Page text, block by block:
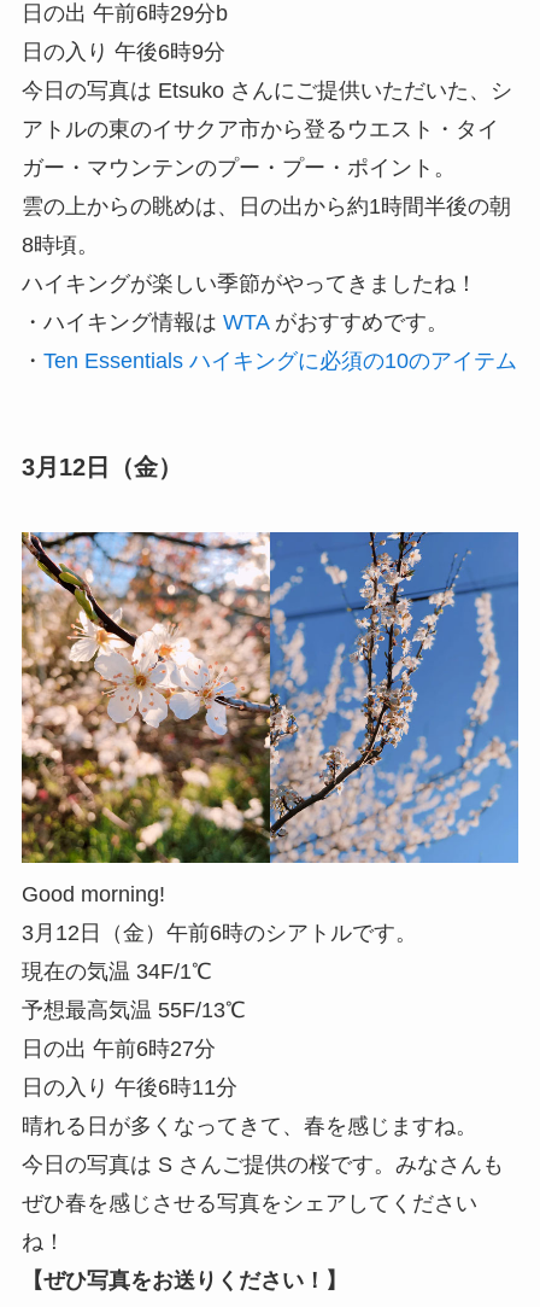
日の出 午前6時29分b
日の入り 午後6時9分
今日の写真は Etsuko さんにご提供いただいた、シ
アトルの東のイサクア市から登るウエスト・タイ
ガー・マウンテンのプー・プー・ポイント。
雲の上からの眺めは、日の出から約1時間半後の朝
8時頃。
ハイキングが楽しい季節がやってきましたね！
・ハイキング情報は WTAがおすすめです。
・ Ten Essentials ハイキングに必須の10のアイテム
3月12日（金）
Good morning!
3月12日（金）午前6時のシアトルです。
現在の気温 34F/1℃
予想最高気温 55F/13℃
日の出 午前6時27分
日の入り 午後6時11分
晴れる日が多くなってきて、春を感じますね。
今日の写真は S さんご提供の桜です。みなさんも
ぜひ春を感じさせる写真をシェアしてください
ね！
【ぜひ写真をお送りください！】